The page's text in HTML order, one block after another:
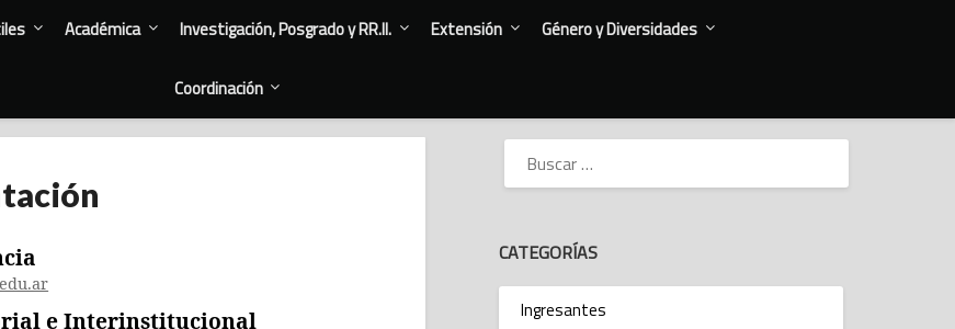
Académica Investigación, Posgrado y RR.II. Extensión Género y Diversidades
Coordinación
e Interinstitucional
BUSCAR:
CATEGORÍAS
Ingresantes